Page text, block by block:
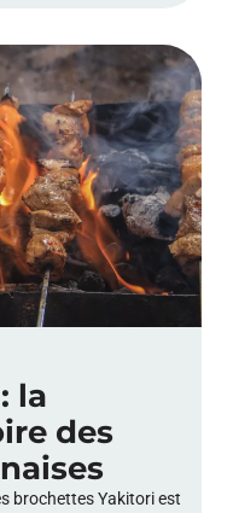
la
des
brochettes Yakitori est